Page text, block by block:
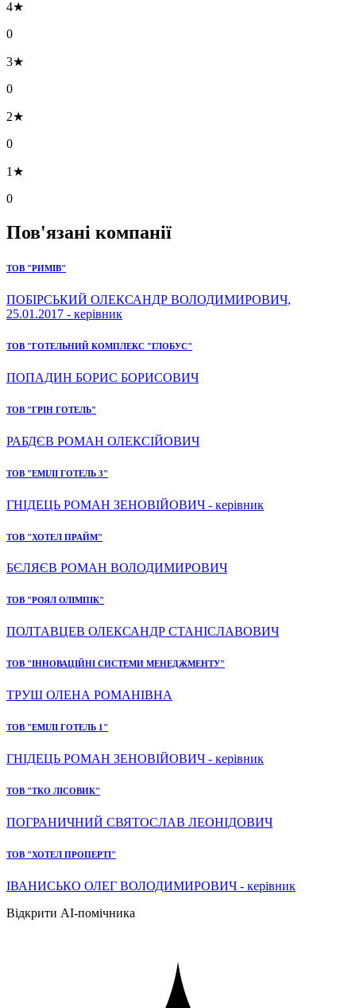
4★
0
3★
0
2★
0
1★
0
Пов'язані компанії
ТОВ "РИМІВ"
ПОБІРСЬКИЙ ОЛЕКСАНДР ВОЛОДИМИРОВИЧ,
25.01.2017 - керівник
ТОВ "ГОТЕЛЬНИЙ КОМПЛЕКС "ГЛОБУС"
ПОПАДИН БОРИС БОРИСОВИЧ
ТОВ "ГРІН ГОТЕЛЬ"
РАБДЄВ РОМАН ОЛЕКСІЙОВИЧ
ТОВ "ЕМІЛІ ГОТЕЛЬ 3"
ГНІДЕЦЬ РОМАН ЗЕНОВІЙОВИЧ - керівник
ТОВ "ХОТЕЛ ПРАЙМ"
БЄЛЯЄВ РОМАН ВОЛОДИМИРОВИЧ
ТОВ "РОЯЛ ОЛІМПІК"
ПОЛТАВЦЕВ ОЛЕКСАНДР СТАНІСЛАВОВИЧ
ТОВ "ІННОВАЦІЙНІ СИСТЕМИ МЕНЕДЖМЕНТУ"
ТРУШ ОЛЕНА РОМАНІВНА
ТОВ "ЕМІЛІ ГОТЕЛЬ 1"
ГНІДЕЦЬ РОМАН ЗЕНОВІЙОВИЧ - керівник
ТОВ "ТКО ЛІСОВИК"
ПОГРАНИЧНИЙ СВЯТОСЛАВ ЛЕОНІДОВИЧ
ТОВ "ХОТЕЛ ПРОПЕРТІ"
ІВАНИСЬКО ОЛЕГ ВОЛОДИМИРОВИЧ - керівник
Відкрити AI-помічника